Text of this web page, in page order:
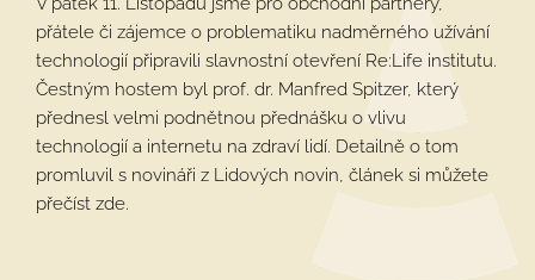
přátele či zájemce o problematiku nadměrného užívání
technologií připravili slavnostní otevření Re:Life institutu.
Čestným hostem byl prof. dr. Manfred Spitzer, který
přednesl velmi podnětnou přednášku o vlivu
technologií a internetu na zdraví lidí. Detailně o tom
promluvil s novináři z Lidových novin, článek si můžete
přečíst zde.